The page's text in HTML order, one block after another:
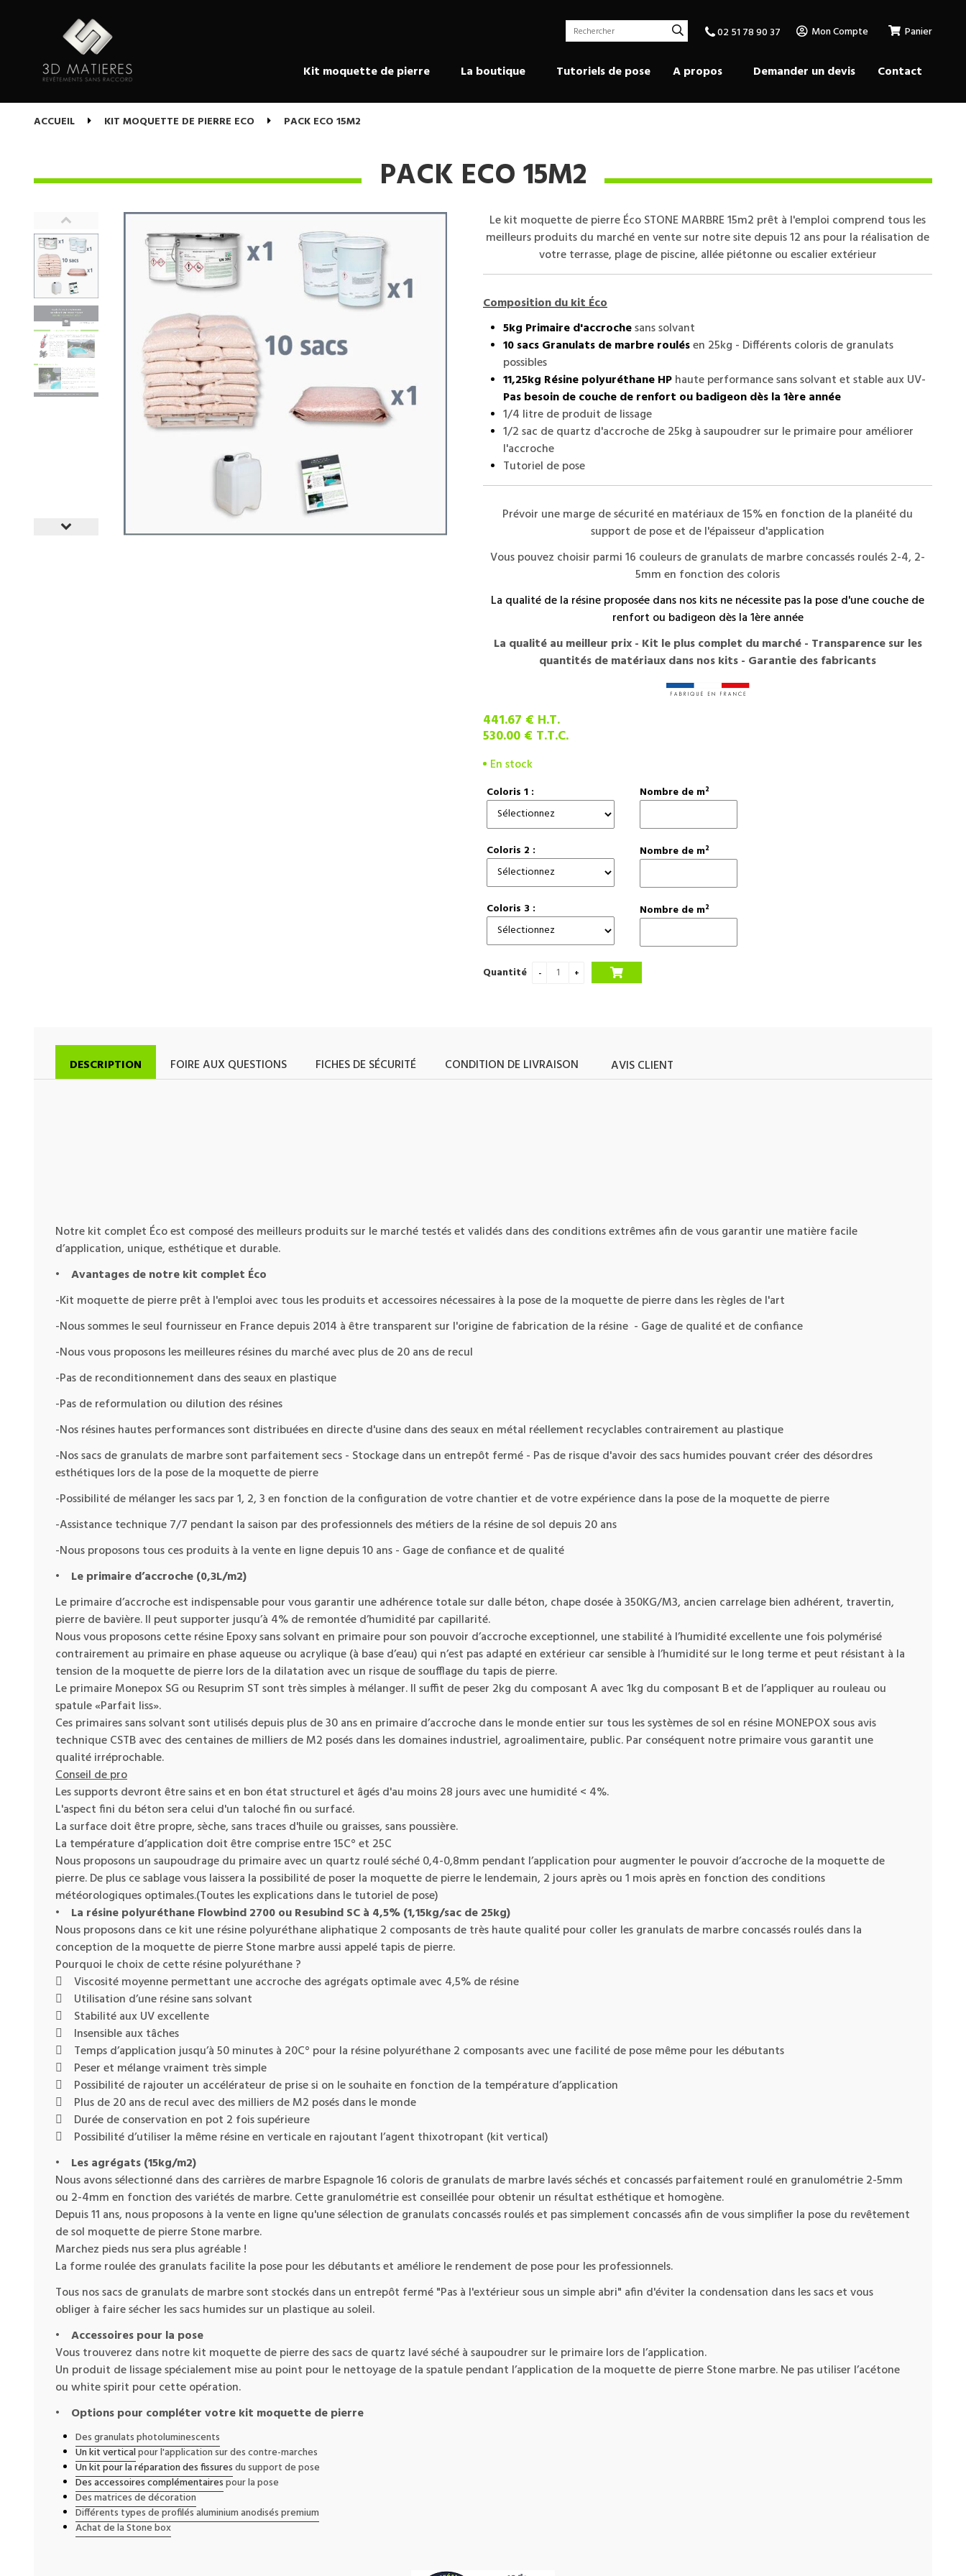
Mon Compte Panier
Kit moquette de pierre La boutique Tutoriels de pose A propos Demander un devis Contact
ACCUEIL KIT MOQUETTE DE PIERRE ECO PACK ECO 15M2
PACK ECO 15M2
Le kit moquette de pierreÉcoSTONE MARBRE 15m2 prêt à l'emploi comprend tous les
meilleurs produits du marché en vente sur notre site depuis 12 ans pour la réalisation de
votre terrasse, plage de piscine, allée piétonne ou escalier extérieur
Composition du kitÉco
5kg Primaire d'accrochesans solvant
10 sacs Granulats de marbre roulésen 25kg - Différents coloris de granulats
possibles
11,25kg Résine polyuréthane HPhaute performance sans solvant et stable aux UV-
Pas besoin de couche de renfort ou badigeon dès la 1ère année
1/4 litre de produit de lissage
1/2 sac de quartz d'accroche de 25kg à saupoudrer sur le primaire pour améliorer
l'accroche
Tutoriel de pose
Prévoir une marge de sécurité en matériaux de 15% en fonction de la planéité du
support de pose et de l'épaisseur d'application
Vous pouvez choisir parmi 16 couleurs de granulats de marbre concassés roulés 2-4, 2-
5mm en fonction des coloris
La qualité de la résine proposée dans nos kits ne nécessite pas la pose d'une couche de
renfort ou badigeon dès la 1ère année
La qualité au meilleur prix - Kit le plus complet du marché - Transparence sur les
quantités de matériaux dans nos kits - Garantie des fabricants
441.67 € H.T.
530.00 € T.T.C.
En stock
Coloris 1 :
Coloris 2 :
Coloris 3 :
Nombre de m²
Nombre de m²
Nombre de m²
Quantité
DESCRIPTION FOIRE AUX QUESTIONS FICHES DE SÉCURITÉ CONDITION DE LIVRAISON AVIS CLIENT
Notre kit complet Éco est composé des meilleurs produits sur le marché testés et validés dans des conditions extrêmes afin de vous garantir une matière facile
d’application, unique, esthétique et durable.
•
Avantages de notre kit complet Éco
-Kit moquette de pierre prêt à l'emploi avec tous les produits et accessoires nécessaires à la pose de la moquette de pierre dans les règles de l'art
-Nous sommes le seul fournisseur en France depuis 2014 à être transparent sur l'origine de fabrication de la résine - Gage de qualité et de confiance
-Nous vous proposons les meilleures résines du marché avec plus de 20 ans de recul
-Pas de reconditionnement dans des seaux en plastique
-Pas de reformulation ou dilution des résines
-Nos résines hautes performances sont distribuées en directe d'usine dans des seaux en métal réellement recyclables contrairement au plastique
-Nos sacs de granulats de marbre sont parfaitement secs - Stockage dans un entrepôt fermé - Pas de risque d'avoir des sacs humides pouvant créer des désordres
esthétiques lors de la pose de la moquette de pierre
-Possibilité de mélanger les sacs par 1, 2, 3 en fonction de la configuration de votre chantier et de votre expérience dans la pose de la moquette de pierre
-Assistance technique 7/7 pendant la saison par des professionnels des métiers de la résine de sol depuis 20 ans
-Nous proposons tous ces produits à la vente en ligne depuis 10 ans - Gage de confiance et de qualité
•
Le primaire d’accroche(0,3L/m2)
Le primaire d’accroche est indispensable pour vous garantir une adhérence totale sur dalle béton, chape dosée à 350KG/M3, ancien carrelage bien adhérent, travertin,
pierre de bavière. Il peut supporter jusqu’à 4% de remontée d’humidité par capillarité.
Nous vous proposons cette résine Epoxy sans solvant en primaire pour son pouvoir d’accroche exceptionnel, une stabilité à l’humidité excellente une fois polymérisé
contrairement au primaire en phase aqueuse ou acrylique (à base d’eau) qui n’est pas adapté en extérieur car sensible à l’humidité sur le long terme et peut résistant à la
tension de la moquette de pierre lors de la dilatation avec un risque de soufflage du tapis de pierre.
Le primaire Monepox SG ou Resuprim ST sont très simples à mélanger. Il suffit de peser 2kg du composant A avec 1kg du composant B et de l’appliquer au rouleau ou
spatule «Parfait liss».
Ces primaires sans solvant sont utilisés depuis plus de 30 ans en primaire d’accroche dans le monde entier sur tous les systèmes de sol en résine MONEPOX sous avis
technique CSTB avec des centaines de milliers de M2 posés dans les domaines industriel, agroalimentaire, public. Par conséquent notre primaire vous garantit une
qualité irréprochable.
Conseil de pro
Les supports devront être sains et en bon état structurel et âgés d'au moins 28 jours avec une humidité < 4%.
L'aspect fini du béton sera celui d'un taloché fin ou surfacé.
La surface doit être propre, sèche, sans traces d'huile ou graisses, sans poussière.
La température d’application doit être comprise entre 15C° et 25C
Nous proposons un saupoudrage du primaire avec un quartz roulé séché 0,4-0,8mm pendant l’application pour augmenter le pouvoir d’accroche de la moquette de
pierre. De plus ce sablage vous laissera la possibilité de poser la moquette de pierre le lendemain, 2 jours après ou 1 mois après en fonction des conditions
météorologiques optimales.(Toutes les explications dans le tutoriel de pose)
•
La résine polyuréthane Flowbind 2700 ou Resubind SC à 4,5%(1,15kg/sac de 25kg)
Nous proposons dans ce kit une résine polyuréthane aliphatique 2 composants de très haute qualité pour coller les granulats de marbre concassés roulés dans la
conception de la moquette de pierre Stone marbre aussi appelé tapis de pierre.
Pourquoi le choix de cette résine polyuréthane ?
 Viscosité moyenne permettant une accroche des agrégats optimale avec 4,5% de résine
 Utilisation d’une résine sans solvant
 Stabilité aux UV excellente
 Insensible aux tâches
 Temps d’application jusqu’à 50 minutes à 20C° pour la résine polyuréthane 2 composants avec une facilité de pose même pour les débutants
 Peser et mélange vraiment très simple
 Possibilité de rajouter un accélérateur de prise si on le souhaite en fonction de la température d’application
 Plus de 20 ans de recul avec des milliers de M2 posés dans le monde
 Durée de conservation en pot 2 fois supérieure
 Possibilité d’utiliser la même résine en verticale en rajoutant l’agent thixotropant (kit vertical)
• Les agrégats (15kg/m2)
Nous avons sélectionné dans des carrières de marbre Espagnole 16 coloris de granulats de marbre lavés séchés et concassés parfaitement roulé en granulométrie 2-5mm
ou 2-4mm en fonction des variétés de marbre. Cette granulométrie est conseillée pour obtenir un résultat esthétique et homogène.
Depuis 11 ans, nous proposons à la vente en ligne qu'une sélection de granulats concassés roulés et pas simplement concassés afin de vous simplifier la pose du revêtement
de sol moquette de pierre Stone marbre.
Marchez pieds nus sera plus agréable !
La forme roulée des granulats facilite la pose pour les débutants et améliore le rendement de pose pour les professionnels.
Tous nos sacs de granulats de marbre sont stockés dans un entrepôt fermé "Pas à l'extérieur sous un simple abri" afin d'éviter la condensation dans les sacs et vous
obliger à faire sécher les sacs humides sur un plastique au soleil.
• Accessoires pour la pose
Vous trouverez dans notre kit moquette de pierre des sacs de quartz lavé séché à saupoudrer sur le primaire lors de l’application.
Un produit de lissage spécialement mise au point pour le nettoyage de la spatule pendant l’application de la moquette de pierre Stone marbre. Ne pas utiliser l’acétone
ou white spirit pour cette opération.
• Options pour compléter votre kit moquette de pierre
Des granulats photoluminescents
Un kit verticalpour l'application sur des contre-marches
Un kit pour la réparation des fissuresdu support de pose
Des accessoires complémentairespour la pose
Des matrices de décoration
Différents types de profilés aluminium anodisés premium
Achat de la Stone box
02 51 78 90 37